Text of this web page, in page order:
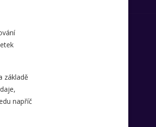
základě
napříč